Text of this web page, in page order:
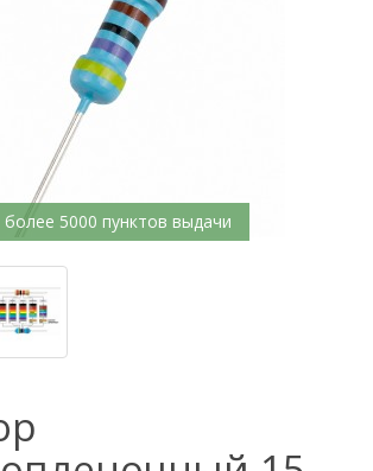
5000 пунктов выдачи